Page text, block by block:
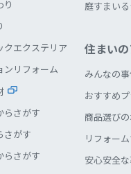
り
クエクステリア
ンリフォーム
らさがす
さがす
らさがす
庭すまい
住まい
みんなの
おすすめ
商品選び
リフォー
安心安全